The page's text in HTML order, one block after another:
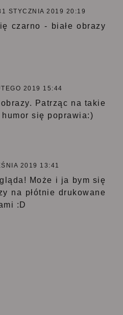
STYCZNIA 2019 20:19
czarno - białe obrazy
2019 15:44
Patrząc na takie
się poprawia:)
2019 13:41
Może i ja bym się
na płótnie drukowane
:D